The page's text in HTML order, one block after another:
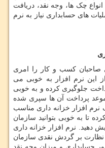
چک ها، وجه نقد، دریافت
های حسابداری نیاز به نرم
صاحبان کسب و کار را امری
این نرم افزار به خوبی می
جلوگیری کرده و به خوبی
موعد پرداخت آن ها سپری شده
نرم افزار خزانه داری مناسب
تا به خوبی بتوانید سازمان
دهید. نرم افزار خزانه داری
نظارت بر گردش نقدی سازمان